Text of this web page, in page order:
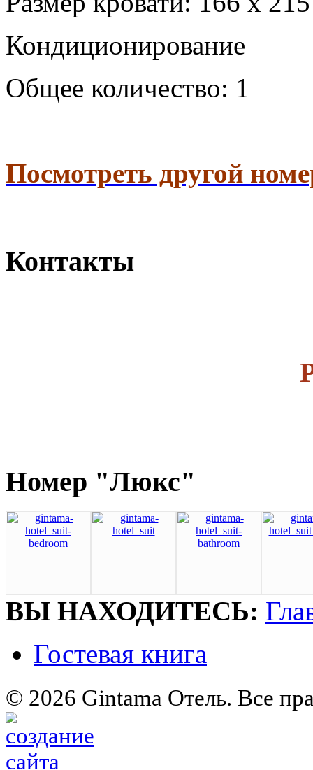
Кондиционирование
Общее количество: 1
Посмотреть другой
Контакты
Номер "Люкс"
ВЫ НАХОДИТЕСЬ:
Гостевая книга
© 2026 Gintama Отель. Все